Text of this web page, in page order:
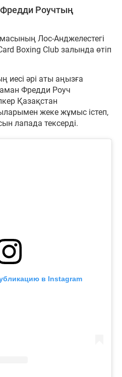
Роучтың
Лос-Анджелестегі
Boxing Club залында өтіп
иесі әрі аты аңызға
Фредди Роуч
Қазақстан
жеке жұмыс істеп,
лапада тексерді.
в Instagram